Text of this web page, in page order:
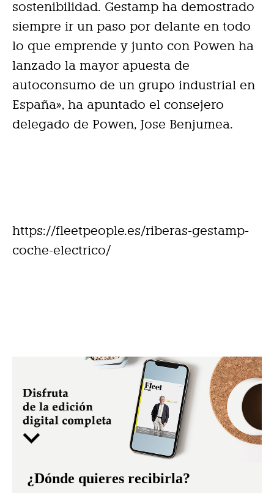
sostenibilidad. Gestamp ha demostrado
siempre ir un paso por delante en todo
lo que emprende y junto con Powen ha
lanzado la mayor apuesta de
autoconsumo de un grupo industrial en
España», ha apuntado el consejero
delegado de Powen, Jose Benjumea.
https://fleetpeople.es/riberas-gestamp-
coche-electrico/
¿Dónde quieres recibirla?